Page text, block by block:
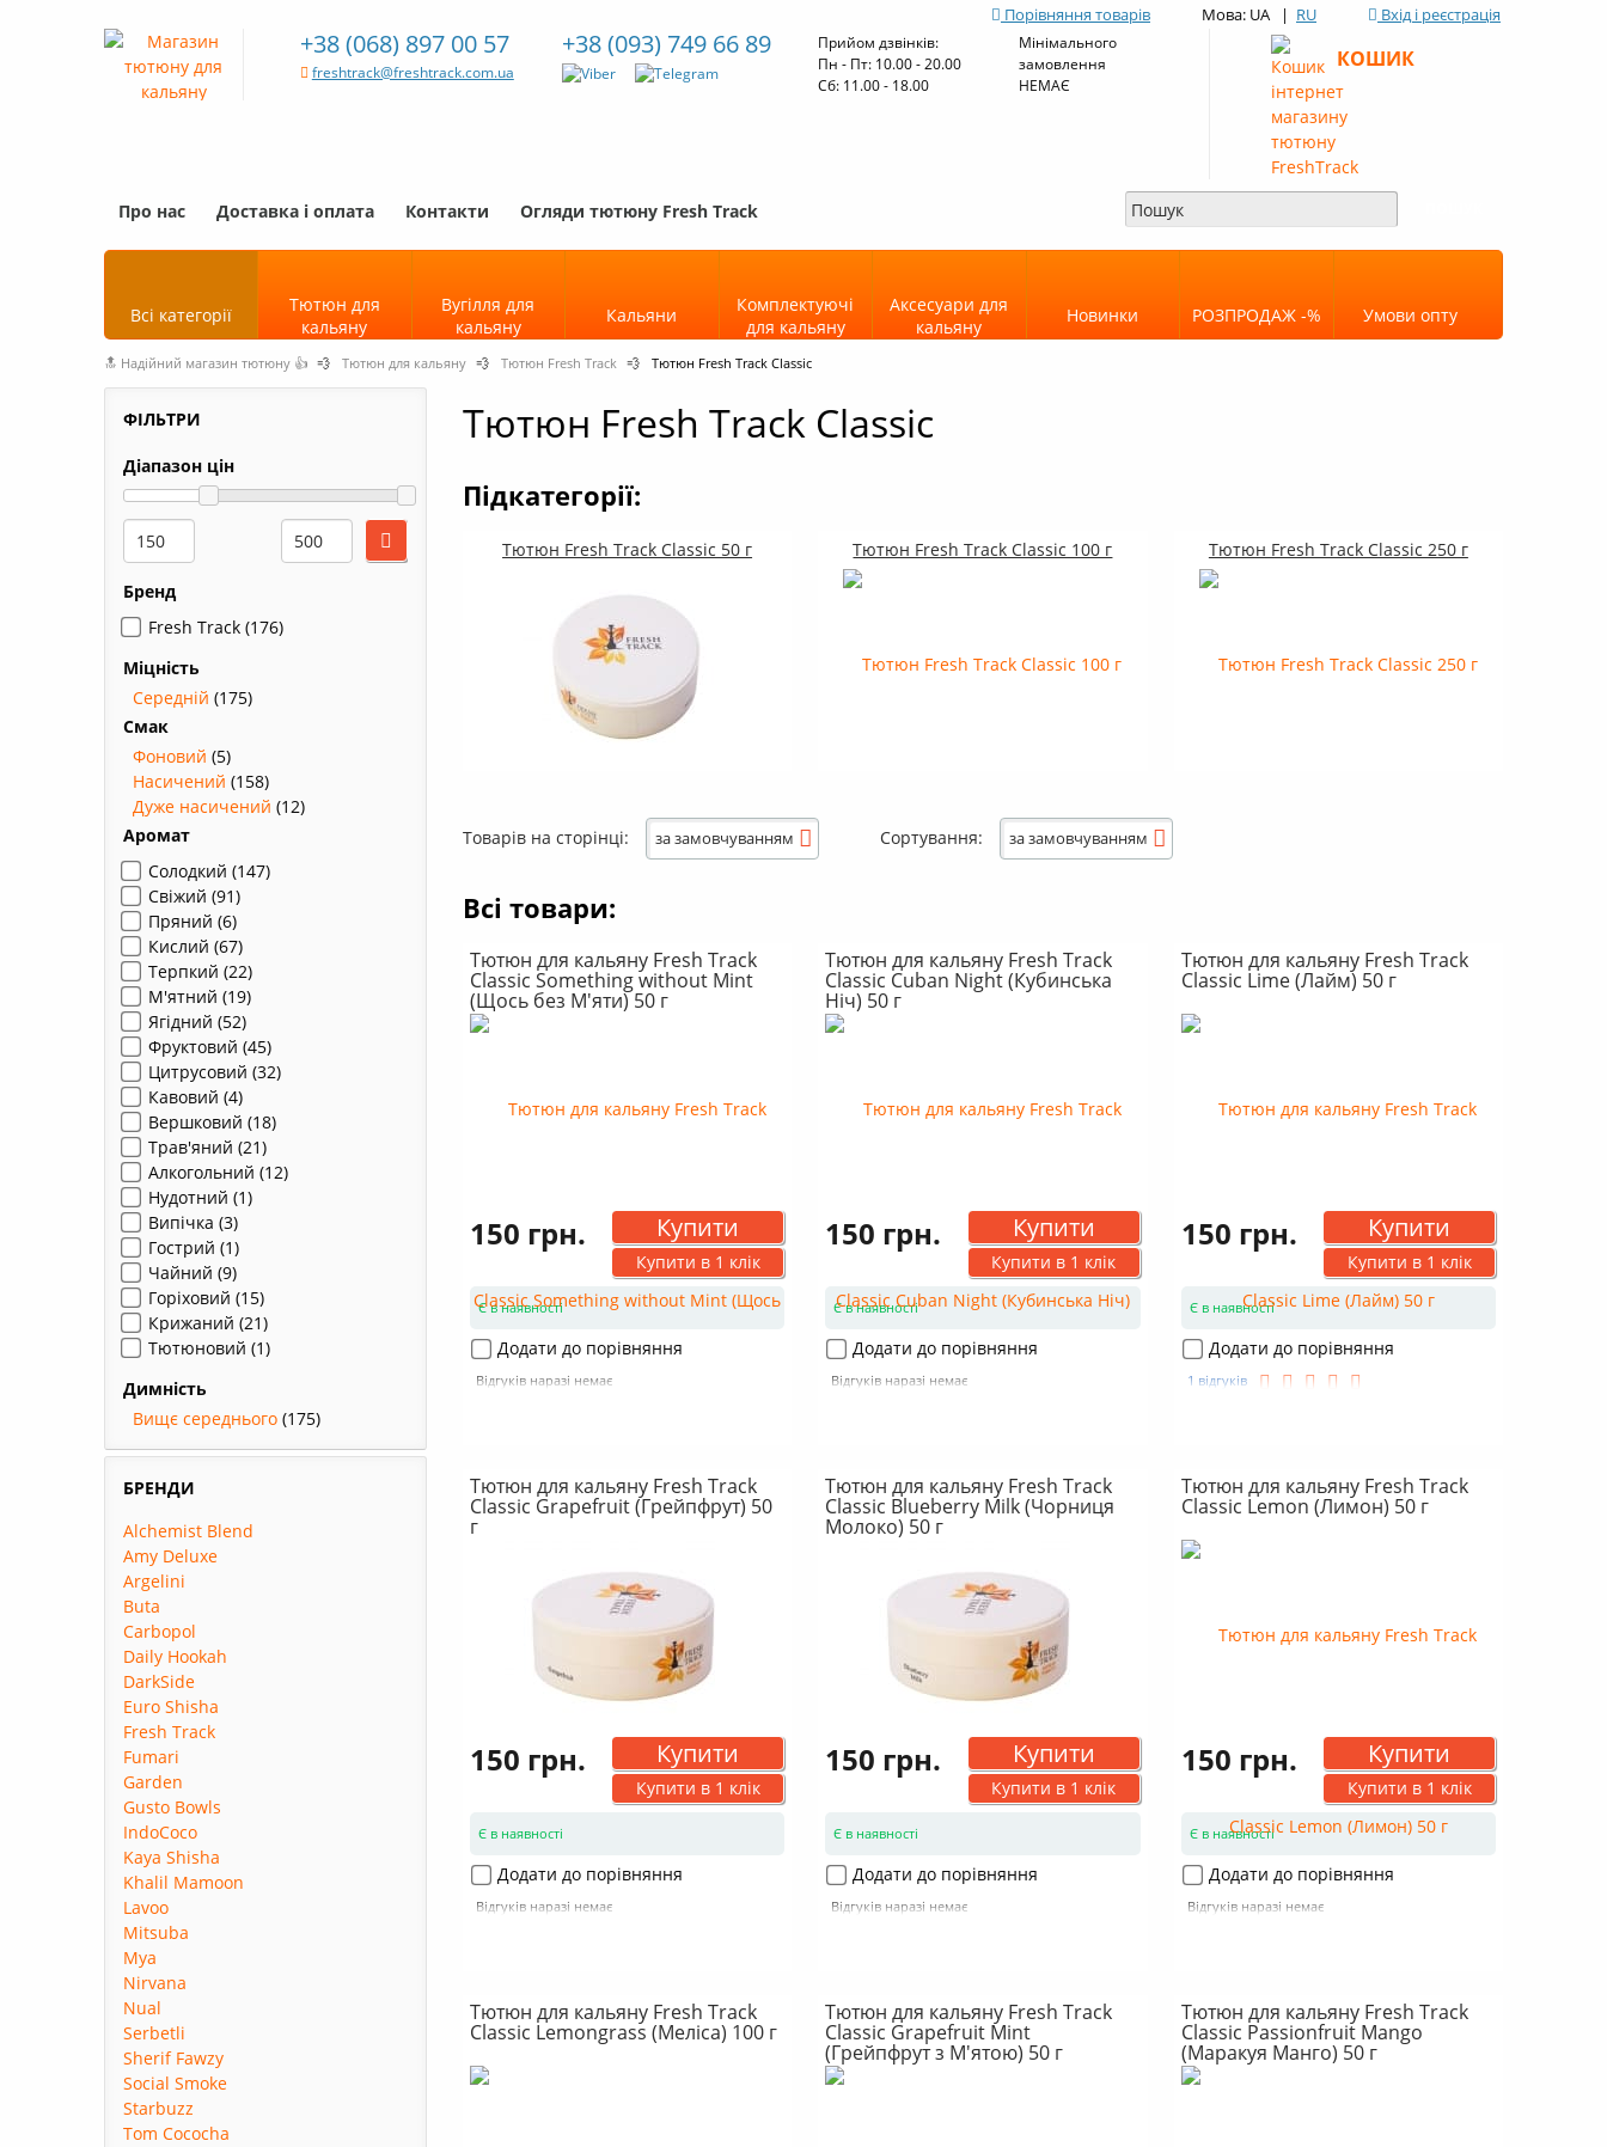
Порівняння товарів Мова: UA | RU Вхід і реєстрація
+38 (068) 897 00 57
freshtrack@freshtrack.com.ua
+38 (093) 749 66 89
Прийом дзвінків:
Пн - Пт: 10.00 - 20.00
Cб: 11.00 - 18.00
Мінімального
замовлення
НЕМАЄ
КОШИК
Про нас Доставка і оплата Контакти Огляди тютюну Fresh Track
Всі категорії
Тютюн для
кальяну
Вугілля для
кальяну
Кальяни
Комплектуючі
для кальяну
Аксесуари для
кальяну
Новинки РОЗПРОДАЖ -% Умови опту
🔝 Надійний магазин тютюну 👍 💨 Тютюн для кальяну 💨 Тютюн Fresh Track 💨 Тютюн Fresh Track Classic
Тютюн Fresh Track Classic
Підкатегорії:
Тютюн Fresh Track Classic 50 г Тютюн Fresh Track Classic 100 г Тютюн Fresh Track Classic 250 г
Товарів на сторінці: за замовчуванням Сортування: за замовчуванням
Всі товари:
Тютюн для кальяну Fresh Track
Classic Something without Mint
(Щось без М'яти) 50 г
150 грн. Купити
Купити в 1 клік
Є в наявності
Додати до порівняння
Відгуків наразі немає
Тютюн для кальяну Fresh Track
Classic Cuban Night (Кубинська
Ніч) 50 г
150 грн. Купити
Купити в 1 клік
Є в наявності
Додати до порівняння
Відгуків наразі немає
Тютюн для кальяну Fresh Track
Classic Lime (Лайм) 50 г
150 грн. Купити
Купити в 1 клік
Є в наявності
Додати до порівняння
1 відгуків
Тютюн для кальяну Fresh Track
Classic Grapefruit (Грейпфрут) 50
г
150 грн. Купити
Купити в 1 клік
Є в наявності
Додати до порівняння
Відгуків наразі немає
Тютюн для кальяну Fresh Track
Classic Blueberry Milk (Чорниця
Молоко) 50 г
150 грн. Купити
Купити в 1 клік
Є в наявності
Додати до порівняння
Відгуків наразі немає
Тютюн для кальяну Fresh Track
Classic Lemon (Лимон) 50 г
150 грн. Купити
Купити в 1 клік
Є в наявності
Додати до порівняння
Відгуків наразі немає
Тютюн для кальяну Fresh Track
Classic Lemongrass (Меліса) 100 г
Тютюн для кальяну Fresh Track
Classic Grapefruit Mint
(Грейпфрут з М'ятою) 50 г
Тютюн для кальяну Fresh Track
Classic Passionfruit Mango
(Маракуя Манго) 50 г
ФІЛЬТРИ
Діапазон цін
Бренд
Fresh Track (176)
Міцність
Середній (175)
Смак
Фоновий (5)
Насичений (158)
Дуже насичений (12)
Аромат
Солодкий (147)
Свіжий (91)
Пряний (6)
Кислий (67)
Терпкий (22)
М'ятний (19)
Ягідний (52)
Фруктовий (45)
Цитрусовий (32)
Кавовий (4)
Вершковий (18)
Трав'яний (21)
Алкогольний (12)
Нудотний (1)
Випічка (3)
Гострий (1)
Чайний (9)
Горіховий (15)
Крижаний (21)
Тютюновий (1)
Димність
Вищє середнього (175)
БРЕНДИ
Alchemist Blend
Amy Deluxe
Argelini
Buta
Carbopol
Daily Hookah
DarkSide
Euro Shisha
Fresh Track
Fumari
Garden
Gusto Bowls
IndoCoco
Kaya Shisha
Khalil Mamoon
Lavoo
Mitsuba
Mya
Nirvana
Nual
Serbetli
Sherif Fawzy
Social Smoke
Starbuzz
Tom Cococha